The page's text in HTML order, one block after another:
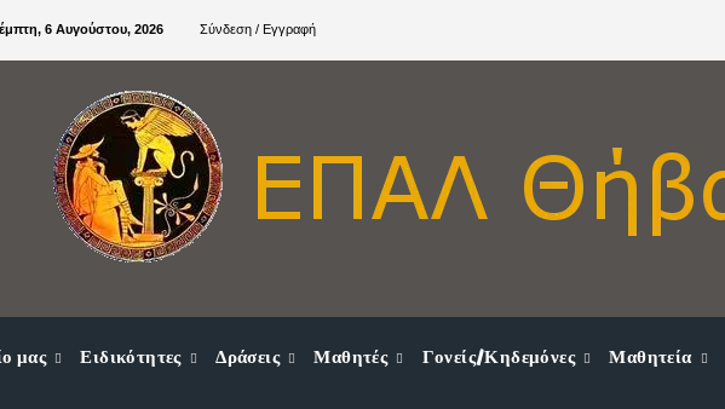
6 Αυγούστου, 2026 Σύνδεση / Εγγραφή
μας Ειδικότητες Δράσεις Μαθητές Γονείς/Κηδεμόνες Μαθητεία